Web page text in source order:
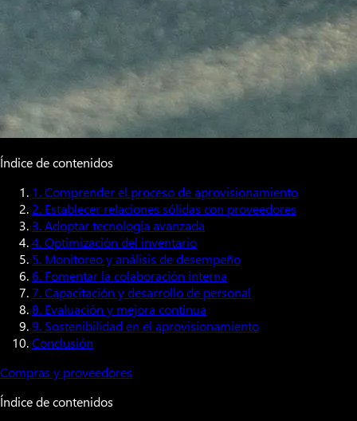
Índice de contenidos
1. Comprender el proceso de aprovisionamiento
2. Establecer relaciones sólidas con proveedores
3. Adoptar tecnología avanzada
4. Optimización del inventario
5. Monitoreo y análisis de desempeño
6. Fomentar la colaboración interna
7. Capacitación y desarrollo de personal
8. Evaluación y mejora continua
9. Sostenibilidad en el aprovisionamiento
Conclusión
Compras y proveedores
Índice de contenidos